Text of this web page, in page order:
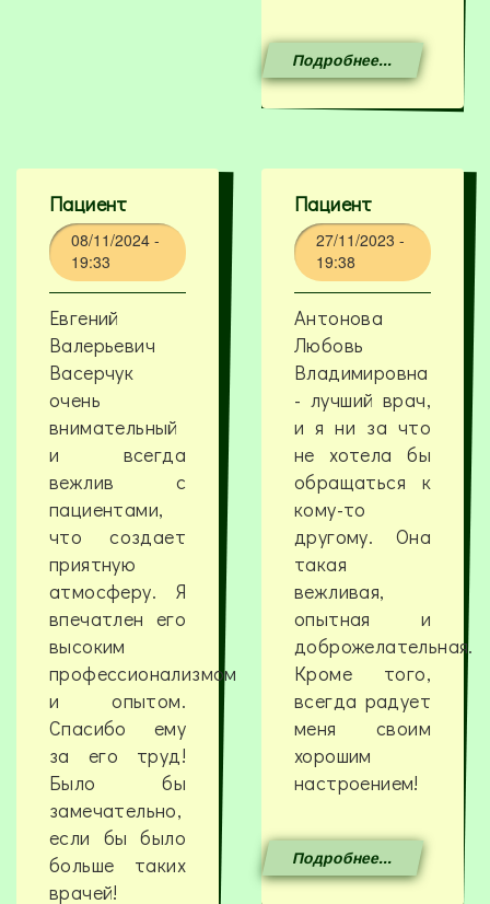
Подробнее...
Пациент
08/11/2024 -
19:33
Евгений
Валерьевич
Васерчук
очень
внимательный
и всегда
вежлив с
пациентами,
что создает
приятную
атмосферу. Я
впечатлен его
высоким
профессионализмом
и опытом.
Спасибо ему
за его труд!
Было бы
замечательно,
если бы было
больше таких
врачей!
Пациент
27/11/2023 -
19:38
Антонова
Любовь
Владимировна
- лучший врач,
и я ни за что
не хотела бы
обращаться к
кому-то
другому. Она
такая
вежливая,
опытная и
доброжелательная.
Кроме того,
всегда радует
меня своим
хорошим
настроением!
Подробнее...